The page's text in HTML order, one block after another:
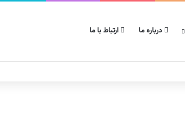
درباره ما ارتباط با ما